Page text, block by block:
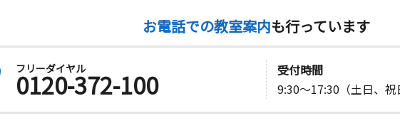
蒲生旭町教室
2歳～高校生
お電話での教室案内も行っています
フリーダイヤル
0120-372-100
受付時間
9:30～17:30（土日、祝